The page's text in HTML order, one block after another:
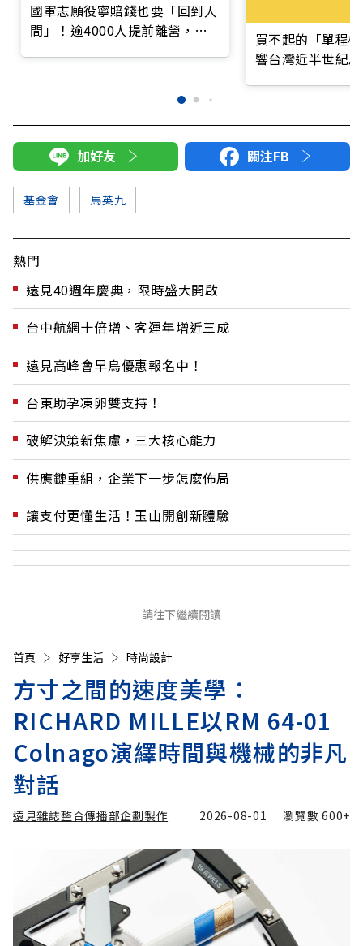
國軍志願役寧賠錢也要「回到人
間」！逾4000人提前離營，違
買不起的「單程
響台灣近半世紀
加好友 關注FB
基金會 馬英九
熱門
遠見40週年慶典，限時盛大開啟
台中航網十倍增、客運年增近三成
遠見高峰會早鳥優惠報名中！
台東助孕凍卵雙支持！
破解決策新焦慮，三大核心能力
供應鏈重組，企業下一步怎麼佈局
讓支付更懂生活！玉山開創新體驗
請往下繼續閱讀
首頁 好享生活 時尚設計
方寸之間的速度美學：
RICHARD MILLE以RM 64-01
Colnago演繹時間與機械的非凡
對話
遠見雜誌整合傳播部企劃製作 2026-08-01 瀏覽數600+